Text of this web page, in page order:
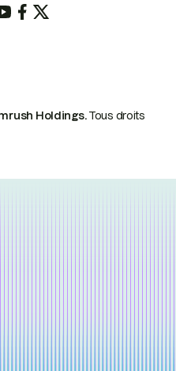
Holdings.Tous droits